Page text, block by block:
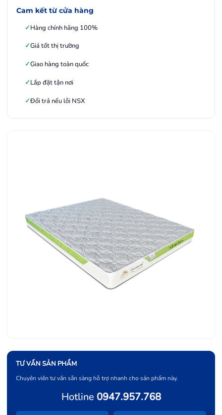
Cam kết từ cửa hàng
Hàng chính hãng 100%
Giá tốt thị trường
Giao hàng toàn quốc
Lắp đặt tận nơi
Đổi trả nếu lỗi NSX
TƯ VẤN SẢN PHẨM
Chuyên viên tư vấn sẵn sàng hỗ trợ nhanh cho sản phẩm này.
Hotline 0947.957.768